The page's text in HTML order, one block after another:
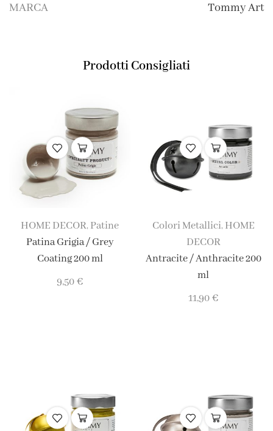
MARCA Tommy Art
Prodotti Consigliati
HOME DECOR, Patine
Patina Grigia / Grey
Coating 200 ml
9,50€
Colori Metallici, HOME
DECOR
Antracite / Anthracite 200
ml
11,90€